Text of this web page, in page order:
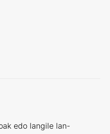
edo langile lan-